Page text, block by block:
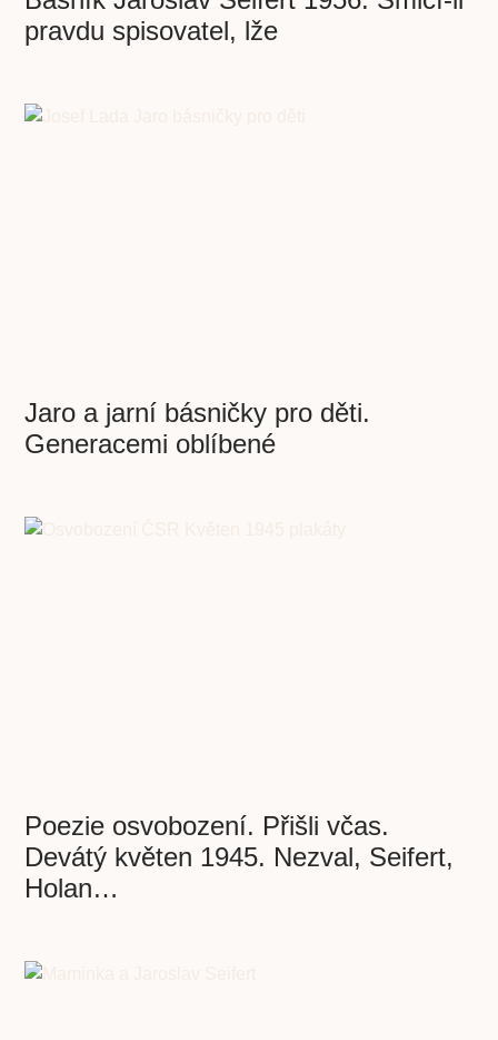
pravdu spisovatel, lže
Jaro a jarní básničky pro děti.
Generacemi oblíbené
Poezie osvobození. Přišli včas.
Devátý květen 1945. Nezval, Seifert,
Holan…